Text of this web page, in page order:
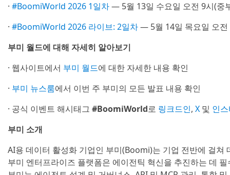
· #BoomiWorld 2026 1일차— 5월 13일 수요일 오전 9시(중
· #BoomiWorld 2026 라이브: 2일차— 5월 14일 목요일 오전
부미 월드에 대해 자세히 알아보기
· 웹사이트에서 부미 월드에 대한 자세한 내용 확인
· 부미 뉴스룸에서 이번 주 부미의 모든 발표 내용 확인
· 공식 이벤트 해시태그 #BoomiWorld로 링크드인, X 및 인
부미 소개
AI용 데이터 활성화 기업인 부미(Boomi)는 기업 전반에 걸
부미 엔터프라이즈 플랫폼은 에이전틱 혁신을 추진하는 데